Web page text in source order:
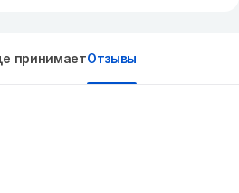
принимаетОтзывы